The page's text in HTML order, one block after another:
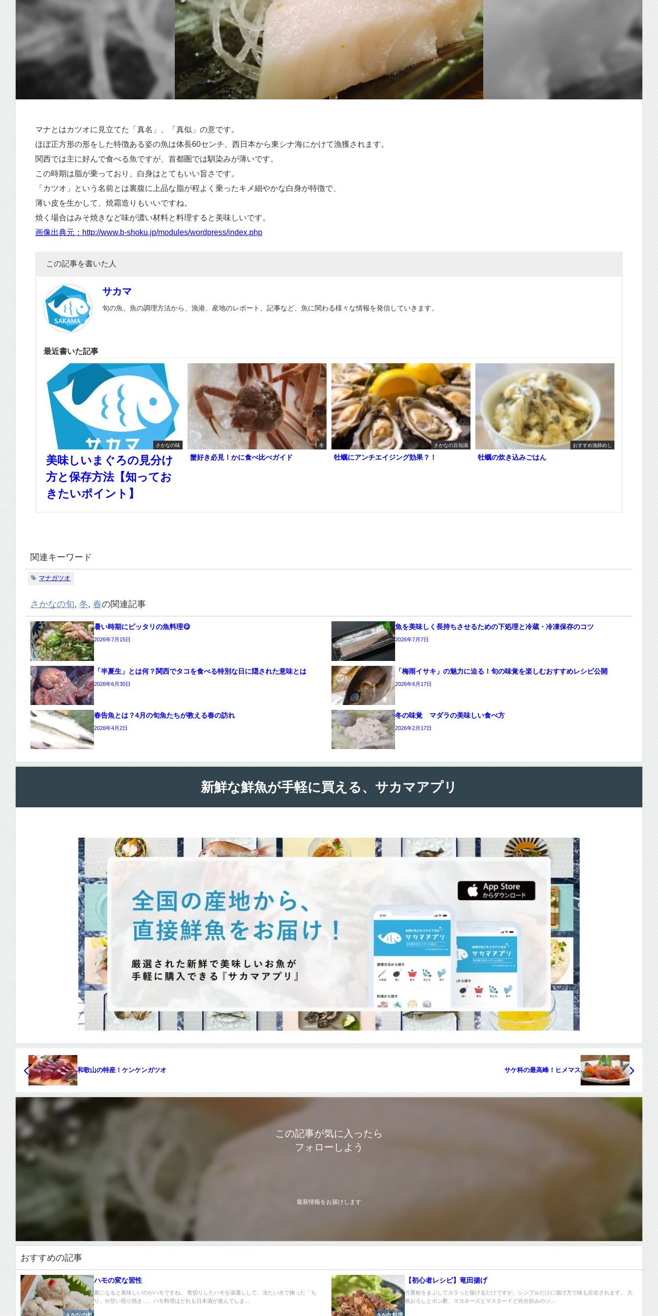
マナとはカツオに見立てた「真名」、「真似」の意です。
ほぼ正方形の形をした特徴ある姿の魚は体長60センチ、西日本から東シナ海にかけて漁獲されます。
関西では主に好んで食べる魚ですが、首都圏では馴染みが薄いです。
この時期は脂が乗っており、白身はとてもいい旨さです。
「カツオ」という名前とは裏腹に上品な脂が程よく乗ったキメ細やかな白身が特徴で、
薄い皮を生かして、焼霜造りもいいですね。
焼く場合はみそ焼きなど味が濃い材料と料理すると美味しいです。
画像出典元：http://www.b-shoku.jp/modules/wordpress/index.php
この記事を書いた人
サカマ
旬の魚、魚の調理方法から、漁港、産地のレポート、記事など、魚に関わる様々な情報を発信していきます。
最近書いた記事
さかなの味
美味しいまぐろの見分け
方と保存方法【知ってお
きたいポイント】
冬
蟹好き必見！かに食べ比べガイド
さかなの豆知識
牡蠣にアンチエイジング効果？！
おすすめ漁師めし
牡蠣の炊き込みごはん
関連キーワード
マナガツオ
さかなの旬, 冬, 春の関連記事
暑い時期にピッタリの魚料理😋
2026年7月15日
魚を美味しく長持ちさせるための下処理と冷蔵・冷凍保存のコツ
2026年7月7日
「半夏生」とは何？関西でタコを食べる特別な日に隠された意味とは
2026年6月30日
「梅雨イサキ」の魅力に迫る！旬の味覚を楽しむおすすめレシピ公開
2026年6月17日
春告魚とは？4月の旬魚たちが教える春の訪れ
2026年4月2日
冬の味覚 マダラの美味しい食べ方
2026年2月17日
新鮮な鮮魚が手軽に買える、サカマアプリ
和歌山の特産！ケンケンガツオ サケ科の最高峰！ヒメマス
この記事が気に入ったら
フォローしよう
最新情報をお届けします
おすすめの記事
ハモの変な習性
夏になると美味しいのがハモですね。 骨切りしたハモを湯通しして、冷たい水で掬った「ち
り」や甘い照り焼き…、ハモ料理はどれも日本酒が進んでしま...
【初心者レシピ】竜田揚げ
片栗粉をまぶしてカラっと揚げるだけですが、シンプルだけに揚げ方で味も左右されます。 大
根おろしとポン酢、マヨネーズとマスタードど自分好みのソ...